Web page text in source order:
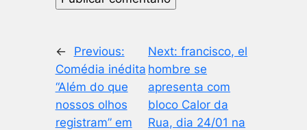
←
Previous:
Comédia inédita
“Além do que
nossos olhos
registram” em
Next:francisco, el
hombre se
apresenta com
bloco Calor da
Rua, dia 24/01 na